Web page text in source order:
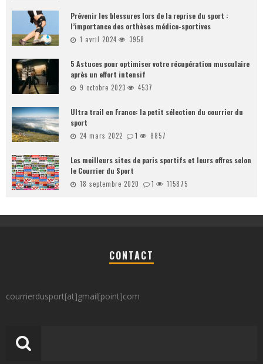
Prévenir les blessures lors de la reprise du sport :
l’importance des orthèses médico-sportives
1 avril 2024 3958
5 Astuces pour optimiser votre récupération musculaire
après un effort intensif
9 octobre 2023 4537
Ultra trail en France: la petit sélection du courrier du
sport
24 mars 2022 1 8857
Les meilleurs sites de paris sportifs et leurs offres selon
le Courrier du Sport
18 septembre 2020 1 115875
CONTACT
courrierdusport[at]gmail[point]com